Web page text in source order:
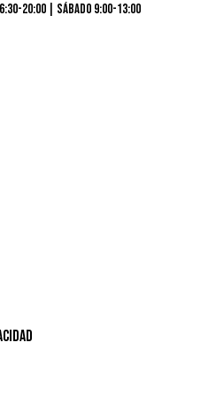
20:00 | Sábado 9:00-13:00